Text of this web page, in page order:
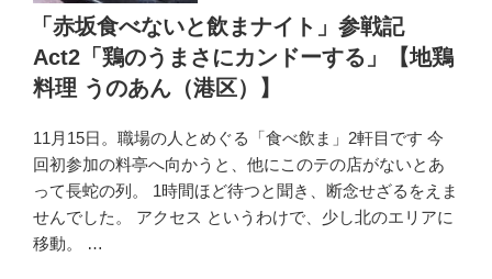
ン
マ
イ
チ
（港
区）】”
の
イ
ト」
参
戦
Act3「イ
ベ
ン
ト
外
「赤坂食べないと飲まナイト」参戦記
Act2「鶏のうまさにカンドーする」【地鶏
料理 うのあん（港区）】
11月15日。職場の人とめぐる「食べ飲ま」2軒目です 今
回初参加の料亭へ向かうと、他にこのテの店がないとあ
って長蛇の列。 1時間ほど待つと聞き、断念せざるをえま
せんでした。 アクセス というわけで、少し北のエリアに
移動。 …